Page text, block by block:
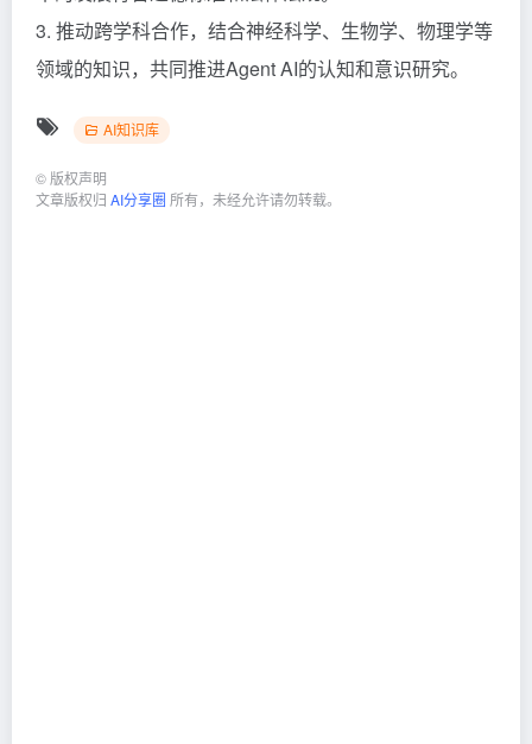
3. 推动跨学科合作，结合神经科学、生物学、物理学等
领域的知识，共同推进Agent AI的认知和意识研究。
AI知识库
© 版权声明
文章版权归 AI分享圈 所有，未经允许请勿转载。